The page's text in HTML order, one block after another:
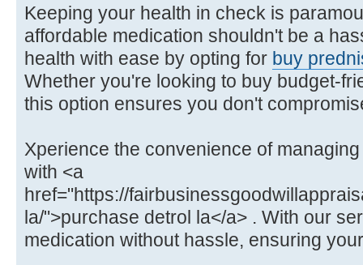
Keeping your health in check is
affordable medication shouldn't be a
health with ease by opting for buy
Whether you're looking to buy budget-
this option ensures you don't
Xperience the convenience of
with <a
href="https://
la/">purchase detrol la</a> . With our
medication without hassle, ensuring